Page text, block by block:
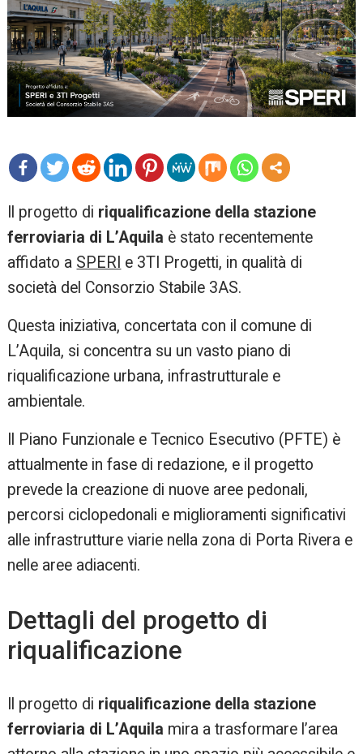
re
Il progetto di riqualificazione della stazione
ferroviaria di L’Aquila è stato recentemente
affidato a SPERI e 3TI Progetti, in qualità di
società del Consorzio Stabile 3AS.
Questa iniziativa, concertata con il comune di
L’Aquila, si concentra su un vasto piano di
riqualificazione urbana, infrastrutturale e
ambientale.
Il Piano Funzionale e Tecnico Esecutivo (PFTE) è
attualmente in fase di redazione, e il progetto
prevede la creazione di nuove aree pedonali,
percorsi ciclopedonali e miglioramenti significativi
alle infrastrutture viarie nella zona di Porta Rivera e
nelle aree adiacenti.
Dettagli del progetto di
riqualificazione
Il progetto di riqualificazione della stazione
ferroviaria di L’Aquila mira a trasformare l’area